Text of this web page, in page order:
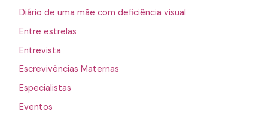
Diário de uma mãe com deficiência visual
Entre estrelas
Entrevista
Escrevivências Maternas
Especialistas
Eventos